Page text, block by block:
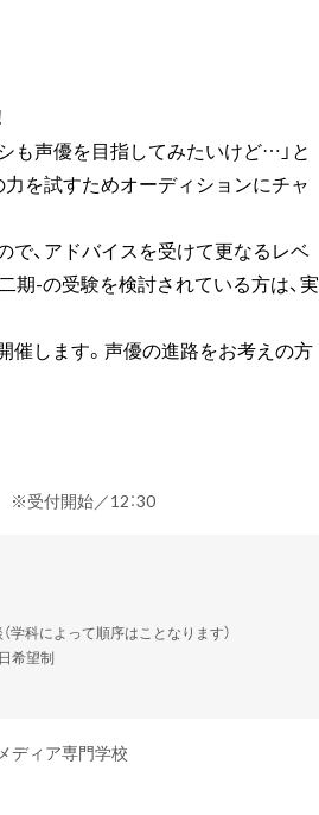
も声優を目指してみたいけど…」と
を試すためオーディションにチャ
、アドバイスを受けて更なるレベ
期-の受験を検討されている方は、実
催します。声優の進路をお考えの方
受付開始／12：30
学科によって順序はことなります）
希望制
ディア専門学校